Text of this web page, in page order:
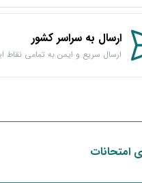
ارسال به سراسر کشور
ارسال سریع و ایمن به تمامی نقاط
امتحانات